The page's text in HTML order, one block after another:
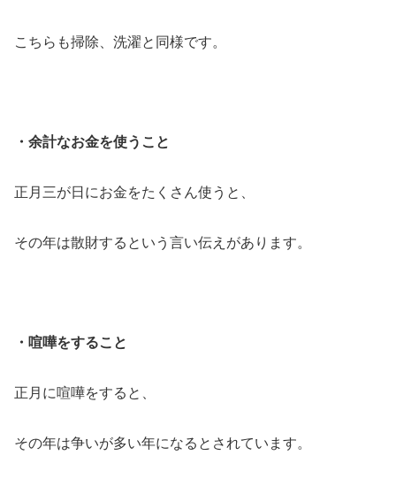
こちらも掃除、洗濯と同様です。
・余計なお金を使うこと
正月三が日にお金をたくさん使うと、
その年は散財するという言い伝えがあります。
・喧嘩をすること
正月に喧嘩をすると、
その年は争いが多い年になるとされています。